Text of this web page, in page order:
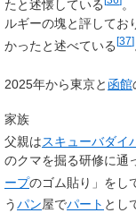
たと述懐している
ルギーの塊と評してお
かったと述べている[37]
2025年から東京と函館
家族
父親はスキューバダイ
のクマを掘る研修に通
ープのゴム貼り」をし
うパン屋でパート とし